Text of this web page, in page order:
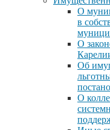
О
в
О
Об
О